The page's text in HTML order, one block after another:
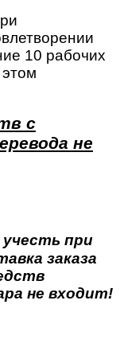
10 рабочих
с
не
при
заказа
не входит!